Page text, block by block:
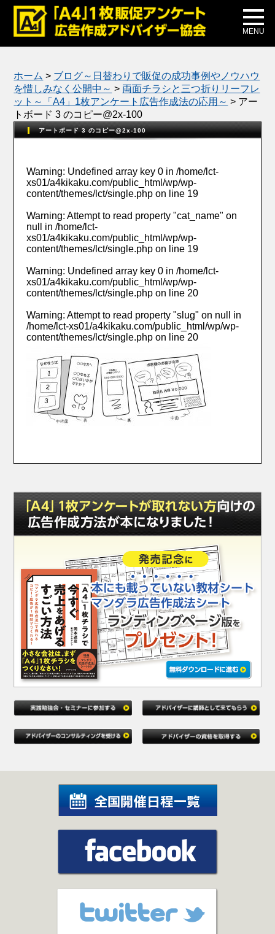
MENU
メディア掲載
公式ブログ
ホーム > ブログ～日替わりで販促の成功事例やノウハウ
を惜しみなく公開中～ > 両面チラシと三つ折りリーフレ
ット～「A4」1枚アンケート広告作成法の応用～ > アー
トボード 3 のコピー@2x-100
アートボード 3 のコピー@2x-100
Warning: Undefined array key 0 in/home/lct-
xs01/a4kikaku.com/public_html/wp/wp-
content/themes/lct/single.php on line 19
Warning: Attempt to read property "cat_name" on
null in/home/lct-
xs01/a4kikaku.com/public_html/wp/wp-
content/themes/lct/single.php on line 19
Warning: Undefined array key 0 in/home/lct-
xs01/a4kikaku.com/public_html/wp/wp-
content/themes/lct/single.php on line 20
Warning: Attempt to read property "slug" on null in
/home/lct-xs01/a4kikaku.com/public_html/wp/wp-
content/themes/lct/single.php on line 20